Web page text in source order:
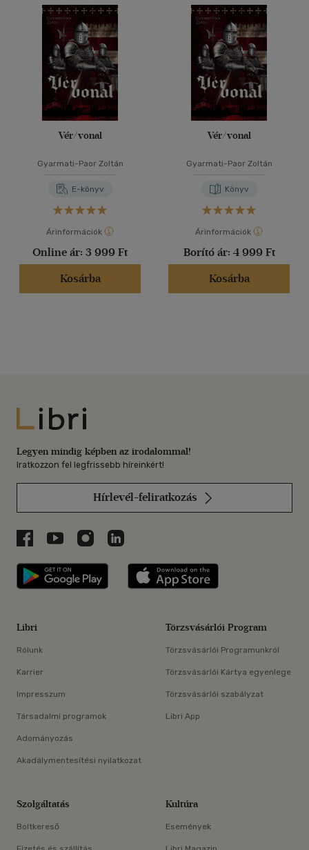
Vér/vonal
Gyarmati-Paor Zoltán
E-könyv
Árinformációk
Online ár: 3 999 Ft
Kosárba
Vér/vonal
Gyarmati-Paor Zoltán
Könyv
Árinformációk
Borító ár: 4 999 Ft
Kosárba
Libri
Legyen mindig képben az irodalommal!
Iratkozzon fel legfrissebb híreinkért!
Hírlevél-feliratkozás
Libri a Facebookon
Libri a Youtube-on
Libri az Instagramon
Libri a LinkedInen
Libri applikáció Szerezd meg: Google
Libri
Rólunk
Karrier
Impresszum
Társadalmi programok
Adományozás
Akadálymentesítési nyilatkozat
Törzsvásárlói Program
Törzsvásárlói Programunkról
Törzsvásárlói Kártya egyenlege
Törzsvásárlói szabályzat
Libri App
Szolgáltatás
Boltkereső
Kultúra
Események